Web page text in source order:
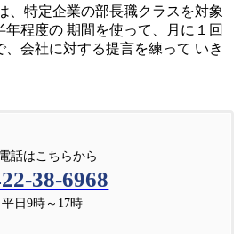
、特定企業の部長職クラスを対象
程度の 期間を使って、月に１回
会社に対する提言を練って いき
話はこちらから
38-6968
平日9時～17時